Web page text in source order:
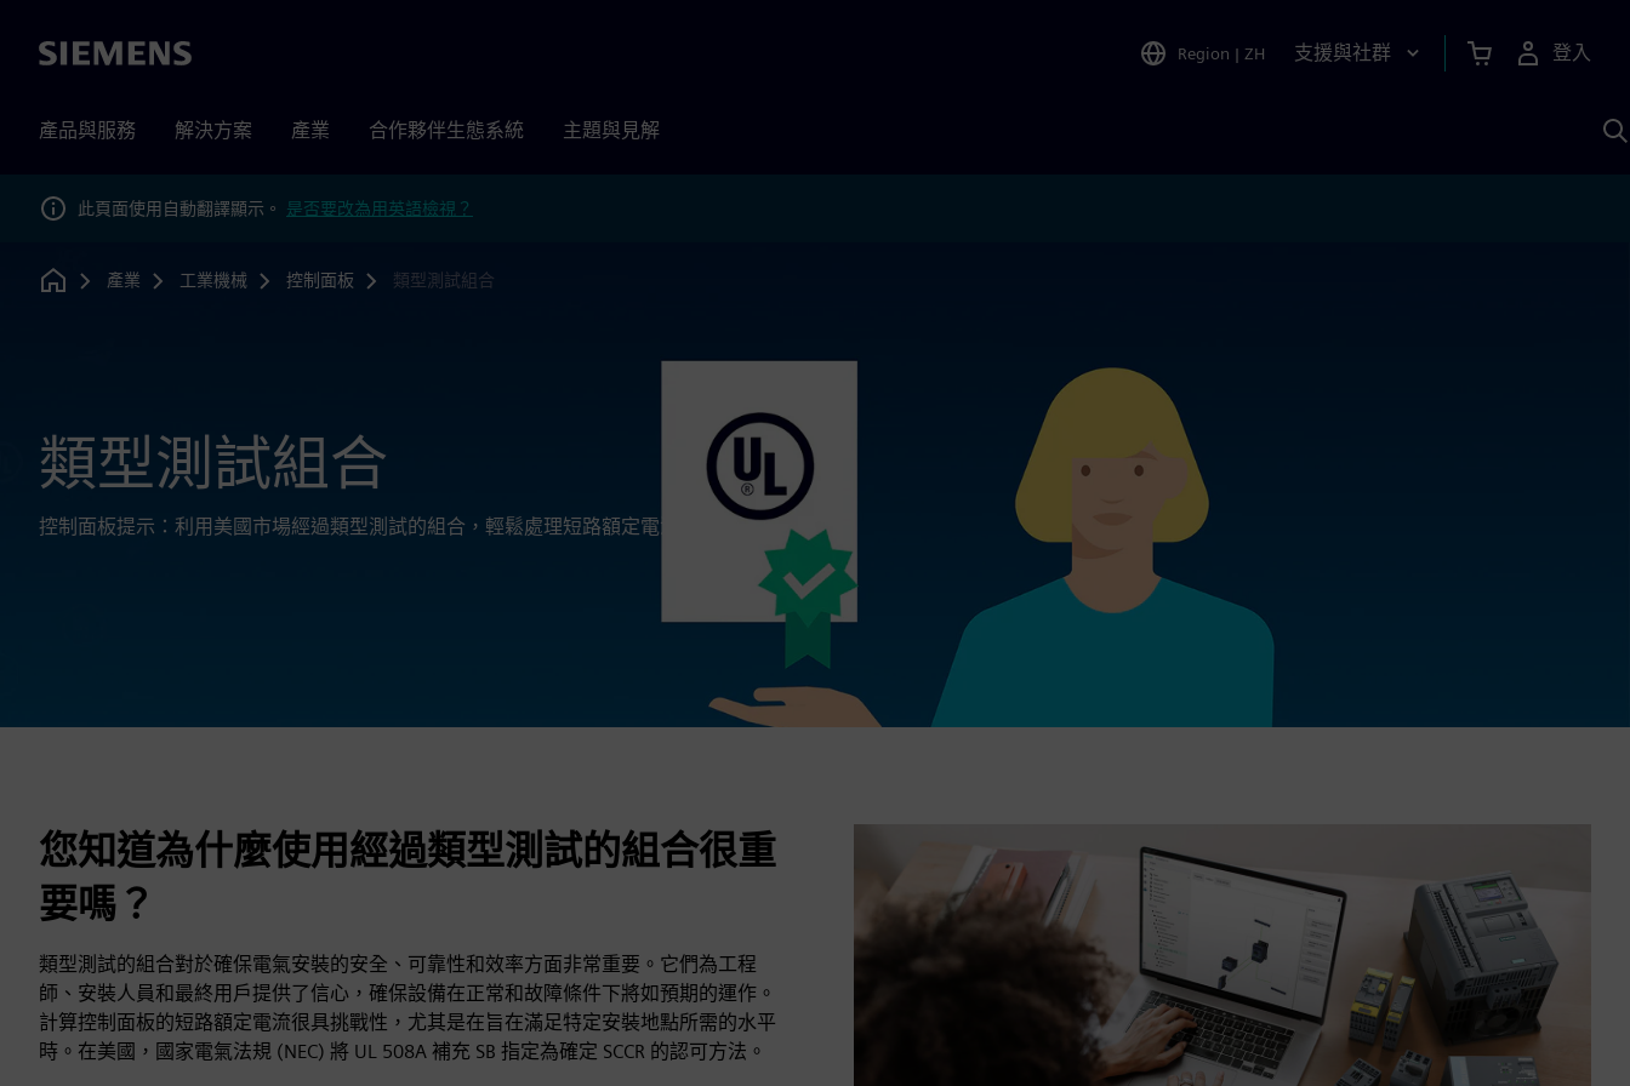
Siemens Region | ZH 支援與社群 登入
產品與服務 解決方案 產業 合作夥伴生態系統 主題與見解
此頁面使用自動翻譯顯示。 是否要改為用英語檢視？
Home
產業 工業機械 控制面板 類型測試組合
類型測試組合
控制面板提示：利用美國市場經過類型測試的組合，輕鬆處理短路額定電流 (SCCR)。
您知道為什麼使用經過類型測試的組合很重
要嗎？
類型測試的組合對於確保電氣安裝的安全、可靠性和效率方面非常重要。它們為工程
師、安裝人員和最終用戶提供了信心，確保設備在正常和故障條件下將如預期的運作。
計算控制面板的短路額定電流很具挑戰性，尤其是在旨在滿足特定安裝地點所需的水平
時。在美國，國家電氣法規 (NEC) 將 UL 508A 補充 SB 指定為確定 SCCR 的認可方法。